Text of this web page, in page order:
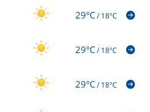
29°C/18°C
29°C/18°C
29°C/18°C